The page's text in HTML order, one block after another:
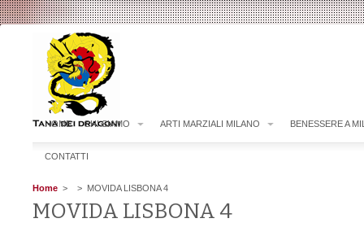
HOME CHI SIAMO ARTI MARZIALI MILANO BENESSERE A
CONTATTI
Home > > MOVIDA LISBONA 4
MOVIDA LISBONA 4